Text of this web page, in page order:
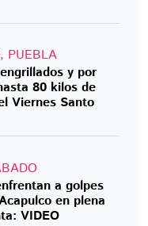
PUEBLA
y por
80 kilos de
Viernes Santo
a golpes
en plena
VIDEO